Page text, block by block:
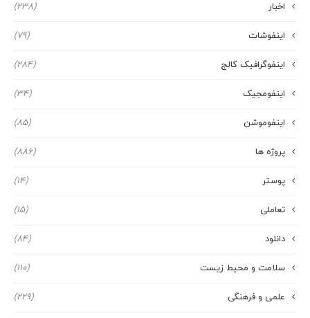
اخبار (238)
اینفوشات (79)
اینفوگرافیک کالج (284)
اینفومجیک (34)
اینفوموشن (85)
پروژه ها (886)
پوستر (14)
تعاملی (15)
دانلود (84)
سلامت و محیط زیست (110)
علمی و فرهنگی (229)